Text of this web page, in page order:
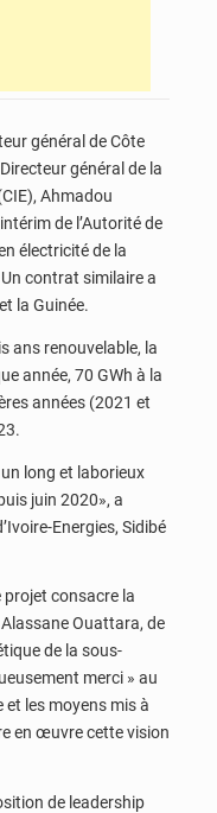
général de Côte
général de la
Ahmadou
de l’Autorité de
électricité de la
contrat similaire a
la Guinée.
ans renouvelable, la
année, 70 GWh à la
années (2021 et
long et laborieux
juin 2020», a
Energies, Sidibé
consacre la
Ouattara, de
de la sous-
merci » au
les moyens mis à
en œuvre cette vision
de leadership